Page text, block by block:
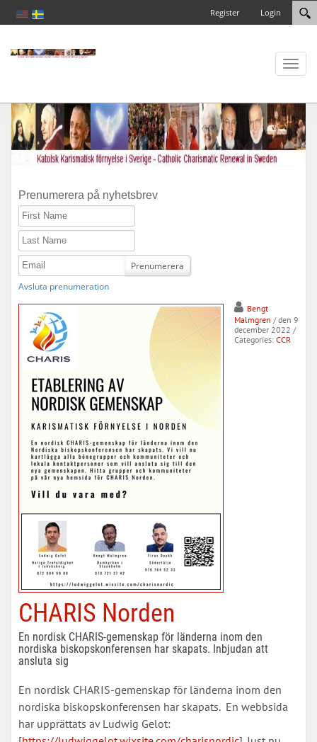
Login
Register
Toggle
Prenumerera på nyhetsbrev
First Name
Last Name
Email
Prenumerera
Avsluta prenumeration
Bengt
Malmgren / den 9
december 2022 /
Categories: CCR
CHARIS Norden
En nordisk CHARIS-gemenskap för länderna inom den
nordiska biskopskonferensen har skapats. Inbjudan att
ansluta sig
En nordisk CHARIS-gemenskap för länderna inom den
nordiska biskopskonferensen har skapats. En webbsida
har upprättats av Ludwig Gelot: